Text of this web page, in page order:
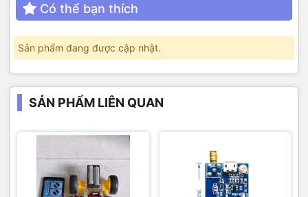
Có thể bạn thích
Sản phẩm đang được cập nhật.
SẢN PHẨM LIÊN QUAN